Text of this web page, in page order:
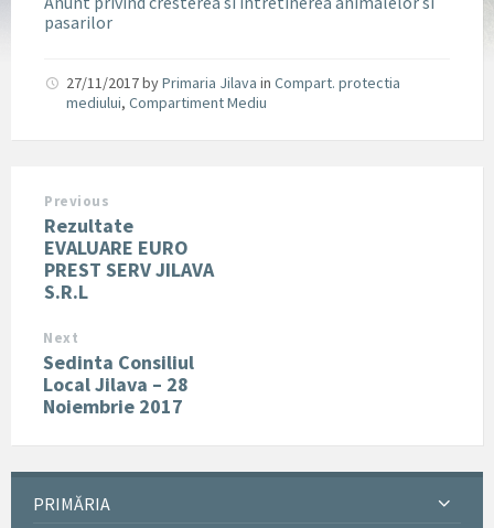
pasarilor
27/11/2017byPrimaria Jilava in Compart. protectia
mediului, Compartiment Mediu
Previous
Rezultate
EVALUARE EURO
PREST SERV JILAVA
S.R.L
Next
Sedinta Consiliul
Local Jilava – 28
Noiembrie 2017
PRIMĂRIA